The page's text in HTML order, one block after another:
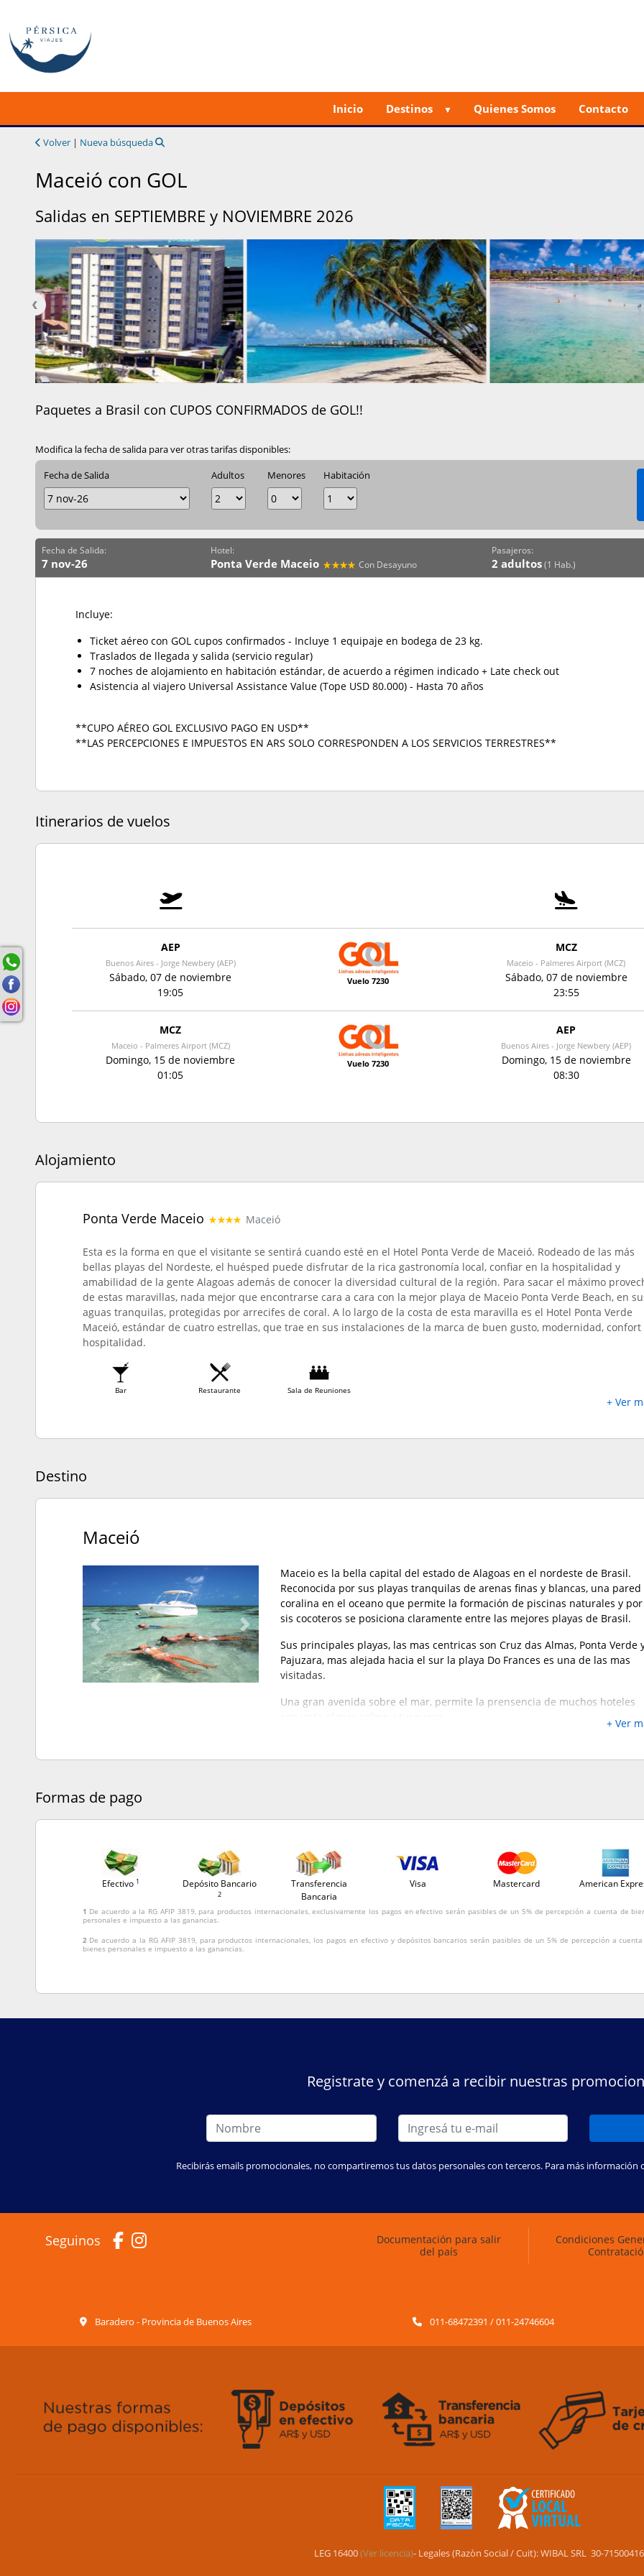
Inicio Destinos Quienes Somos Contacto
Volver| Nueva búsqueda
Maceió con GOL
Salidas en SEPTIEMBRE y NOVIEMBRE 2026
Paquetes a Brasil con CUPOS CONFIRMADOS de GOL!!
Modifica la fecha de salida para ver otras tarifas disponibles:
Fecha de Salida
Adultos Menores Habitación
Fecha de Salida:
7 nov-26
Hotel:
Ponta Verde Maceio Con Desayuno
Pasajeros:
2 adultos(1 Hab.)
Incluye:
Ticket aéreo con GOL cupos confirmados - Incluye 1 equipaje en bodega de 23 kg.
Traslados de llegada y salida (servicio regular)
7 noches de alojamiento en habitación estándar, de acuerdo a régimen indicado + Late check out
Asistencia al viajero Universal Assistance Value (Tope USD 80.000) - Hasta 70 años
**CUPO AÉREO GOL EXCLUSIVO PAGO EN USD**
**LAS PERCEPCIONES E IMPUESTOS EN ARS SOLO CORRESPONDEN A LOS SERVICIOS TERRESTRES**
Itinerarios de vuelos
AEP
Buenos Aires - Jorge Newbery (AEP)
Sábado, 07 de noviembre
19:05
Vuelo 7230
MCZ
Maceio - Palmeres Airport (MCZ)
Sábado, 07 de noviembre
23:55
MCZ
Maceio - Palmeres Airport (MCZ)
Domingo, 15 de noviembre
01:05
Vuelo 7230
AEP
Buenos Aires - Jorge Newbery (AEP)
Domingo, 15 de noviembre
08:30
Alojamiento
Ponta Verde Maceio Maceió
Esta es la forma en que el visitante se sentirá cuando esté en el Hotel Ponta Verde de Maceió. Rodeado de las más
bellas playas del Nordeste, el huésped puede disfrutar de la rica gastronomía local, confiar en la hospitalidad y
amabilidad de la gente Alagoas además de conocer la diversidad cultural de la región. Para sacar el máximo
de estas maravillas, nada mejor que encontrarse cara a cara con la mejor playa de Maceio Ponta Verde Beach, en
aguas tranquilas, protegidas por arrecifes de coral. A lo largo de la costa de esta maravilla es el Hotel Ponta Verde
Maceió, estándar de cuatro estrellas, que trae en sus instalaciones de la marca de buen gusto, modernidad, confort
hospitalidad.
+ Ver
Bar Restaurante Sala de Reuniones
Destino
Maceió
Previous Next
Maceio es la bella capital del estado de Alagoas en el nordeste de Brasil.
Reconocida por sus playas tranquilas de arenas finas y blancas, una pared
coralina en el oceano que permite la formación de piscinas naturales y por
sis cocoteros se posiciona claramente entre las mejores playas de Brasil.
Sus principales playas, las mas centricas son Cruz das Almas, Ponta Verde
Pajuzara, mas alejada hacia el sur la playa Do Frances es una de las mas
visitadas.
Una gran avenida sobre el mar, permite la prensencia de muchos hoteles
+ Ver
Formas de pago
Efectivo 1 Depósito Bancario
2
Transferencia
Bancaria
Visa Mastercard American
1 De acuerdo a la RG AFIP 3819, para productos internacionales, exclusivamente los pagos en efectivo serán pasibles de un 5% de percepción a cuenta de
personales e impuesto a las ganancias.
2De acuerdo a la RG AFIP 3819, para productos internacionales, los pagos en efectivo y depósitos bancarios serán pasibles de un 5% de percepción a
bienes personales e impuesto a las ganancias.
Registrate y comenzá a recibir nuestras
Recibirás emails promocionales, no compartiremos tus datos personales con terceros. Para más información
Seguinos
Documentación para salir
del país
Condiciones
Baradero - Provincia de Buenos Aires 011-68472391 / 011-24746604
LEG 16400(Ver licencia)- Legales (Razòn Social / Cuit): WIBAL SRL 30-